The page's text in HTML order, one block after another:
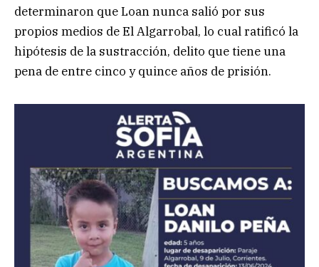
determinaron que Loan nunca salió por sus
propios medios de El Algarrobal, lo cual ratificó la
hipótesis de la sustracción, delito que tiene una
pena de entre cinco y quince años de prisión.